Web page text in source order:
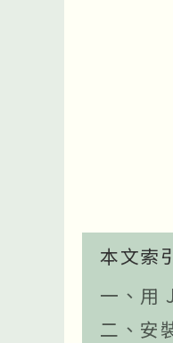
本文索
一、用
二、安